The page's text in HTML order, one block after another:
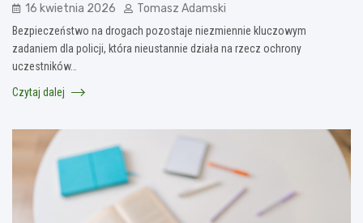
16 kwietnia 2026 Tomasz Adamski
Bezpieczeństwo na drogach pozostaje niezmiennie kluczowym
zadaniem dla policji, która nieustannie działa na rzecz ochrony
uczestników…
Czytaj dalej